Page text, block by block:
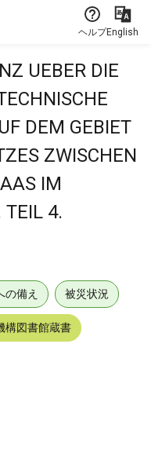
ヘルプEnglish
UEBER DIE
DEM GEBIET
ZWISCHEN
IM
4.
の備え 被災状況
構図書館蔵書